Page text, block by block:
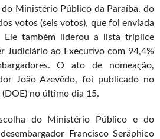
Ministério Público da Paraíba, do
votos (seis votos), que foi enviada
Ele também liderou a lista tríplice
Judiciário ao Executivo com 94,4%
O ato de nomeação,
João Azevêdo, foi publicado no
no último dia 15.
do Ministério Público e do
Francisco Seráphico